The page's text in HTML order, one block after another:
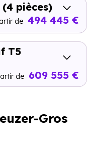
(4 pièces)
de 494 445 €
T5
de 609 555 €
Gros